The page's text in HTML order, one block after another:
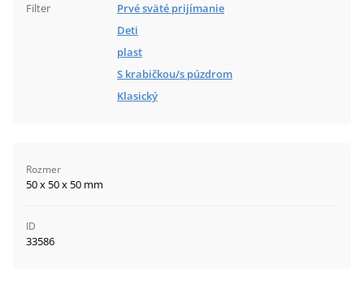
Filter
Prvé sväté prijímanie
Deti
plast
S krabičkou/s púzdrom
Klasický
Rozmer
50 x 50 x 50 mm
ID
33586